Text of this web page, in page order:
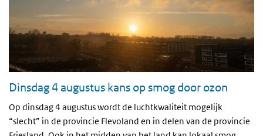
Dinsdag 4 augustus kans op smog door ozon
Op dinsdag 4 augustus wordt de luchtkwaliteit mogelijk
“slecht” in de provincie Flevoland en in delen van de provincie